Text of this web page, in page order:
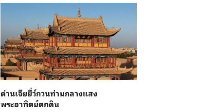
ด่านเจียยี่ว์กวนท่ามกลางแสง
พระอาทิตย์ตกดิน